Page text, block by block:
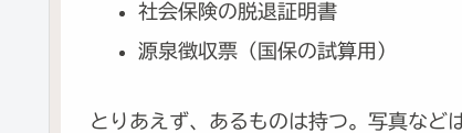
社会保険の脱退証明書
源泉徴収票（国保の試算用）
とりあえず、あるものは持つ。写真など